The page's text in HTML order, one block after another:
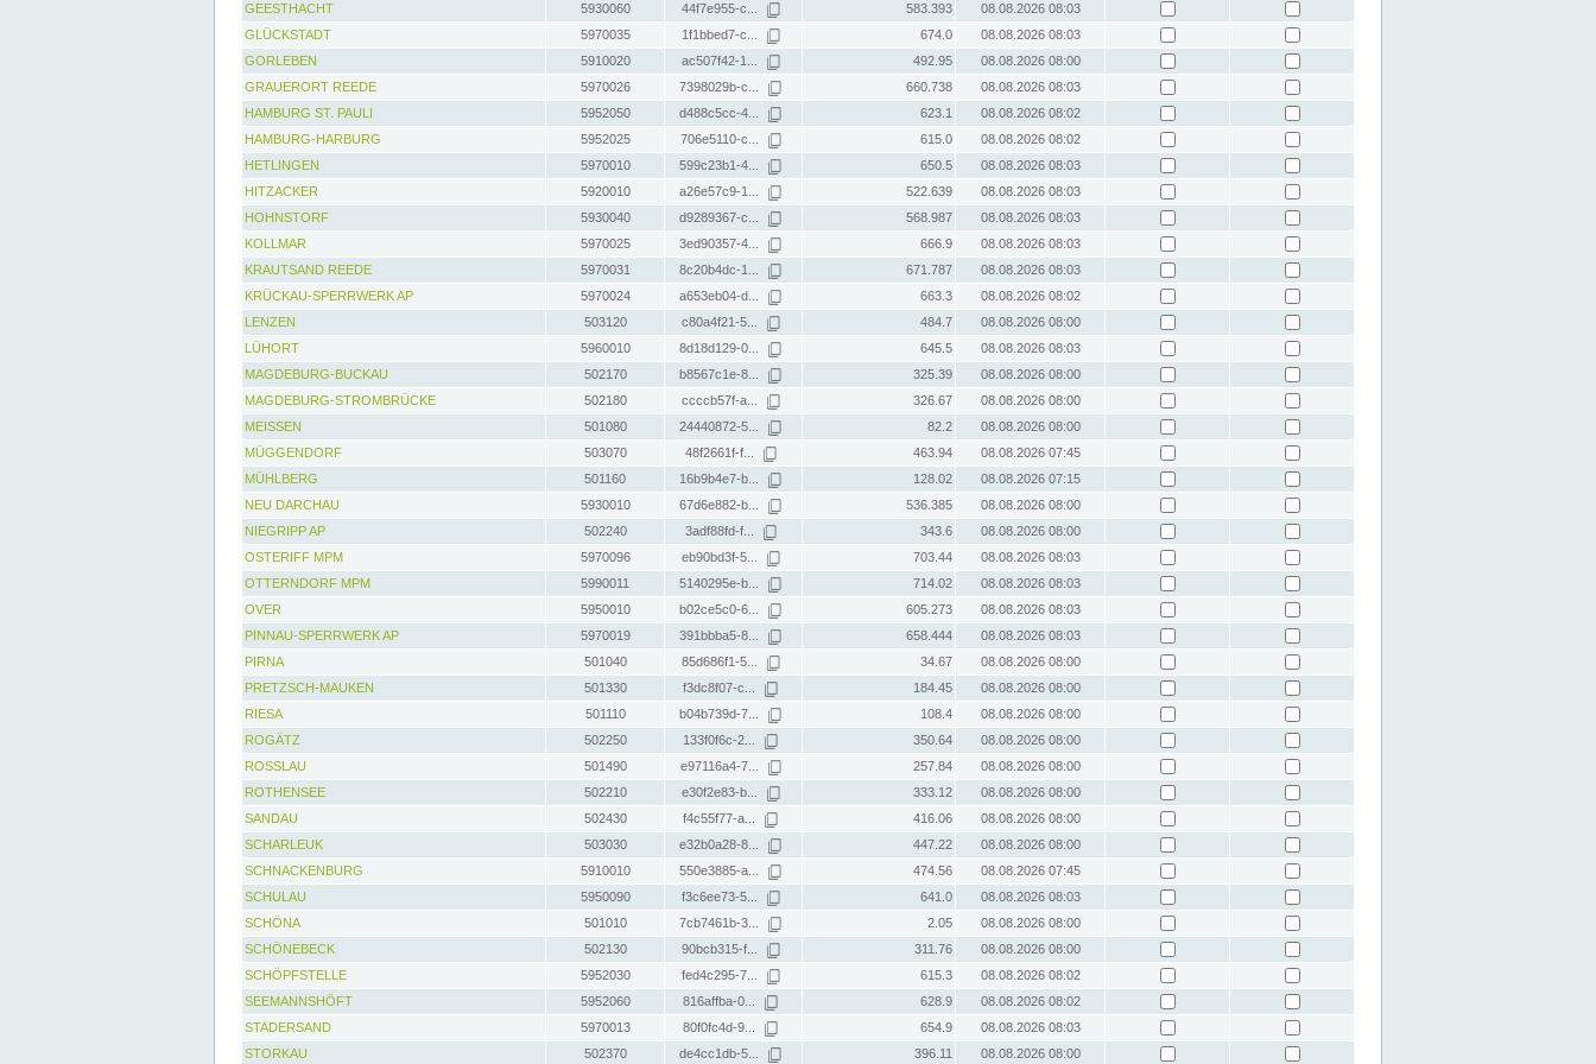
GEESTHACHT
5930060 44f7e955-c... 583.393
08.08.2026 08:03
GLÜCKSTADT
5970035 1f1bbed7-c... 674.0
08.08.2026 08:03
GORLEBEN
5910020 ac507f42-1... 492.95
08.08.2026 08:00
GRAUERORT REEDE
5970026 7398029b-c... 660.738
08.08.2026 08:03
HAMBURG ST. PAULI
5952050 d488c5cc-4... 623.1
08.08.2026 08:02
HAMBURG-HARBURG
5952025 706e5110-c... 615.0
08.08.2026 08:02
HETLINGEN
5970010 599c23b1-4... 650.5
08.08.2026 08:03
HITZACKER
5920010 a26e57c9-1... 522.639
08.08.2026 08:03
HOHNSTORF
5930040 d9289367-c... 568.987
08.08.2026 08:03
KOLLMAR
5970025 3ed90357-4... 666.9
08.08.2026 08:03
KRAUTSAND REEDE
5970031 8c20b4dc-1... 671.787
08.08.2026 08:03
KRÜCKAU-SPERRWERK AP
5970024 a653eb04-d... 663.3
08.08.2026 08:02
LENZEN
503120 c80a4f21-5... 484.7
08.08.2026 08:00
LÜHORT
5960010 8d18d129-0... 645.5
08.08.2026 08:03
MAGDEBURG-BUCKAU
502170 b8567c1e-8... 325.39
08.08.2026 08:00
MAGDEBURG-STROMBRÜCKE
502180 ccccb57f-a... 326.67
08.08.2026 08:00
MEISSEN
501080 24440872-5... 82.2
08.08.2026 08:00
MÜGGENDORF
503070 48f2661f-f... 463.94
08.08.2026 07:45
MÜHLBERG
501160 16b9b4e7-b... 128.02
08.08.2026 07:15
NEU DARCHAU
5930010 67d6e882-b... 536.385
08.08.2026 08:00
NIEGRIPP AP
502240 3adf88fd-f... 343.6
08.08.2026 08:00
OSTERIFF MPM
5970096 eb90bd3f-5... 703.44
08.08.2026 08:03
OTTERNDORF MPM
5990011 5140295e-b... 714.02
08.08.2026 08:03
OVER
5950010 b02ce5c0-6... 605.273
08.08.2026 08:03
PINNAU-SPERRWERK AP
5970019 391bbba5-8... 658.444
08.08.2026 08:03
PIRNA
501040 85d686f1-5... 34.67
08.08.2026 08:00
PRETZSCH-MAUKEN
501330 f3dc8f07-c... 184.45
08.08.2026 08:00
RIESA
501110 b04b739d-7... 108.4
08.08.2026 08:00
ROGÄTZ
502250 133f0f6c-2... 350.64
08.08.2026 08:00
ROSSLAU
501490 e97116a4-7... 257.84
08.08.2026 08:00
ROTHENSEE
502210 e30f2e83-b... 333.12
08.08.2026 08:00
SANDAU
502430 f4c55f77-a... 416.06
08.08.2026 08:00
SCHARLEUK
503030 e32b0a28-8... 447.22
08.08.2026 08:00
SCHNACKENBURG
5910010 550e3885-a... 474.56
08.08.2026 07:45
SCHULAU
5950090 f3c6ee73-5... 641.0
08.08.2026 08:03
SCHÖNA
501010 7cb7461b-3... 2.05
08.08.2026 08:00
SCHÖNEBECK
502130 90bcb315-f... 311.76
08.08.2026 08:00
SCHÖPFSTELLE
5952030 fed4c295-7... 615.3
08.08.2026 08:02
SEEMANNSHÖFT
5952060 816affba-0... 628.9
08.08.2026 08:02
STADERSAND
5970013 80f0fc4d-9... 654.9
08.08.2026 08:03
STORKAU
502370 de4cc1db-5... 396.11 08.08.2026 08:00